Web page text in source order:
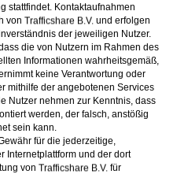
stattfindet. Kontaktaufnahmen
von
und erfolgen
der jeweiligen Nutzer.
die von Nutzern im Rahmen des
Informationen wahrheitsgemäß,
keine Verantwortung oder
mithilfe der angebotenen Services
Nutzer nehmen zur Kenntnis, dass
werden, der falsch, anstößig
sein kann.
für die jederzeitige,
Internetplattform und der dort
von
für